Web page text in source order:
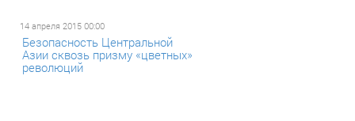
14 апреля 2015 00:00
Безопасность Центральной
Азии сквозь призму «цветных»
революций